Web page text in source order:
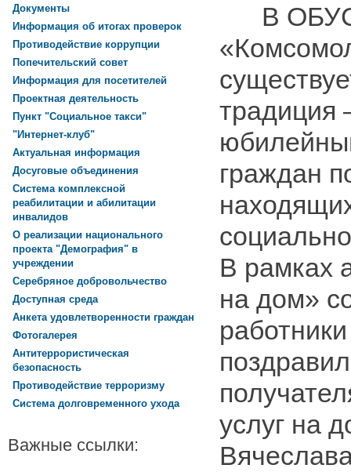
В
традиция
граждан
В рамках
на дом»
услуг на
Документы
Информация об итогах проверок
Противодействие коррупции
Попечительский совет
Информация для посетителей
Проектная деятельность
Пункт "Социальное такси"
"Интернет-клуб"
Актуальная информация
Досуговые объединения
Система комплексной
реабилитации и абилитации
инвалидов
О реализации национального
проекта "Демография" в
учреждении
Серебряное добровольчество
Доступная среда
Анкета удовлетворенности граждан
Фотогалерея
Антитеррористическая
безопасность
Противодействие терроризму
Система долговременного ухода
Важные ссылки: